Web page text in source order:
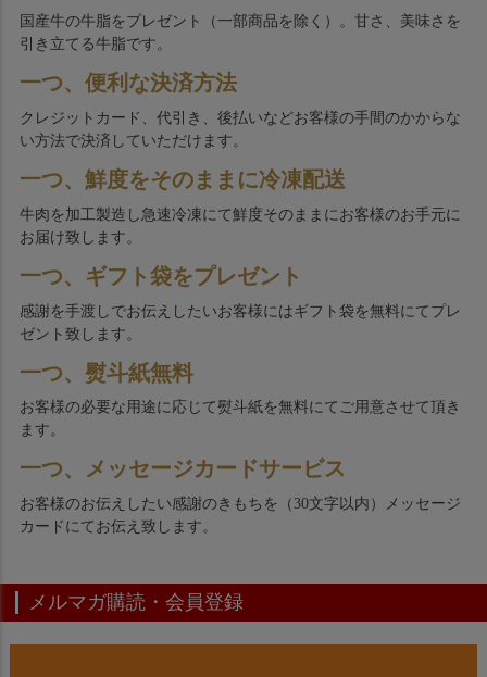
国産牛の牛脂をプレゼント（一部商品を除く）。甘さ、美味さを
引き立てる牛脂です。
一つ、便利な決済方法
クレジットカード、代引き、後払いなどお客様の手間のかからな
い方法で決済していただけます。
一つ、鮮度をそのままに冷凍配送
牛肉を加工製造し急速冷凍にて鮮度そのままにお客様のお手元に
お届け致します。
一つ、ギフト袋をプレゼント
感謝を手渡しでお伝えしたいお客様にはギフト袋を無料にてプレ
ゼント致します。
一つ、熨斗紙無料
お客様の必要な用途に応じて熨斗紙を無料にてご用意させて頂き
ます。
一つ、メッセージカードサービス
お客様のお伝えしたい感謝のきもちを（30文字以内）メッセージ
カードにてお伝え致します。
メルマガ購読・会員登録